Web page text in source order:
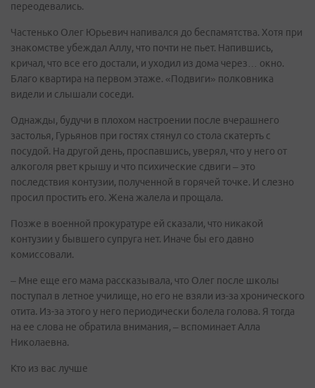
переодевались.
Частенько Олег Юрьевич напивался до беспамятства. Хотя при
знакомстве убеждал Аллу, что почти не пьет. Напившись,
кричал, что все его достали, и уходил из дома через… окно.
Благо квартира на первом этаже. «Подвиги» полковника
видели и слышали соседи.
Однажды, будучи в плохом настроении после вчерашнего
застолья, Гурьянов при гостях стянул со стола скатерть с
посудой. На другой день, проспавшись, уверял, что у него от
алкоголя рвет крышу и что психические сдвиги – это
последствия контузии, полученной в горячей точке. И слезно
просил простить его. Жена жалела и прощала.
Позже в военной прокуратуре ей сказали, что никакой
контузии у бывшего супруга нет. Иначе бы его давно
комиссовали.
– Мне еще его мама рассказывала, что Олег после школы
поступал в летное училище, но его не взяли из-за хронического
отита. Из-за этого у него периодически болела голова. Я тогда
на ее слова не обратила внимания, – вспоминает Алла
Николаевна.
Кто из вас лучше